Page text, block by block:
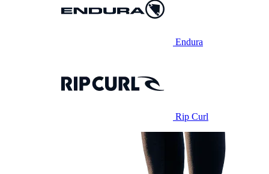
Endura
Rip Curl